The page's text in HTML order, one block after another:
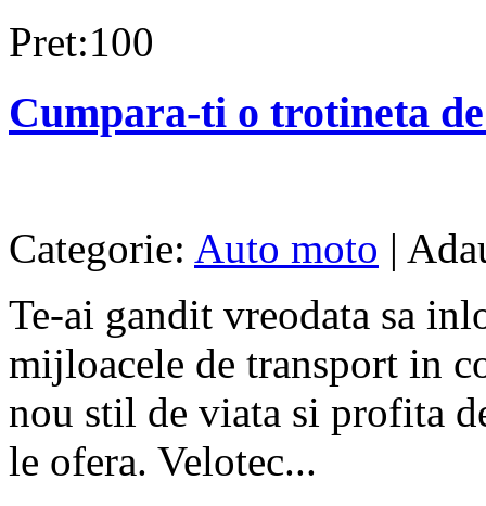
Pret:100
Cumpara-ti o trotineta
Categorie: Auto moto |
Te-ai gandit vreodata sa
mijloacele de transport in
nou stil de viata si profita
le ofera. Velotec...